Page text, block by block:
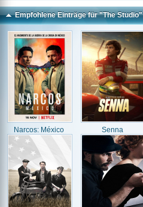
Empfohlene Einträge für "The Studio"
Narcos: México Senna